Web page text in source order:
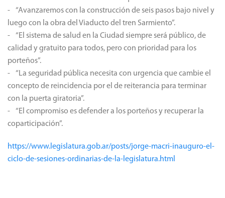
- “Avanzaremos con la construcción de seis pasos bajo nivel y
luego con la obra del Viaducto del tren Sarmiento”.
- “El sistema de salud en la Ciudad siempre será público, de
calidad y gratuito para todos, pero con prioridad para los
porteños”.
- “La seguridad pública necesita con urgencia que cambie el
concepto de reincidencia por el de reiterancia para terminar
con la puerta giratoria”.
- “El compromiso es defender a los porteños y recuperar la
coparticipación”.
https://www.legislatura.gob.ar/posts/jorge-macri-inauguro-el-
ciclo-de-sesiones-ordinarias-de-la-legislatura.html